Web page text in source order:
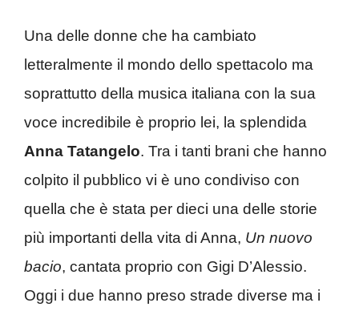
Una delle donne che ha cambiato
letteralmente il mondo dello spettacolo ma
soprattutto della musica italiana con la sua
voce incredibile è proprio lei, la splendida
Anna Tatangelo. Tra i tanti brani che hanno
colpito il pubblico vi è uno condiviso con
quella che è stata per dieci una delle storie
più importanti della vita di Anna, Un nuovo
bacio, cantata proprio con Gigi D’Alessio.
Oggi i due hanno preso strade diverse ma i